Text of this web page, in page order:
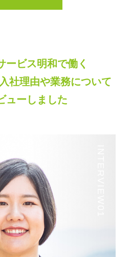
ービス明和で働く
社理由や業務について
ューしました